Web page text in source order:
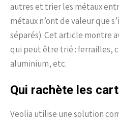
autres et trier les métaux
métaux n’ont de valeur que
séparés). Cet article montre
qui peut être trié : ferrailles,
aluminium, etc.
Qui rachète les
Veolia utilise une solution